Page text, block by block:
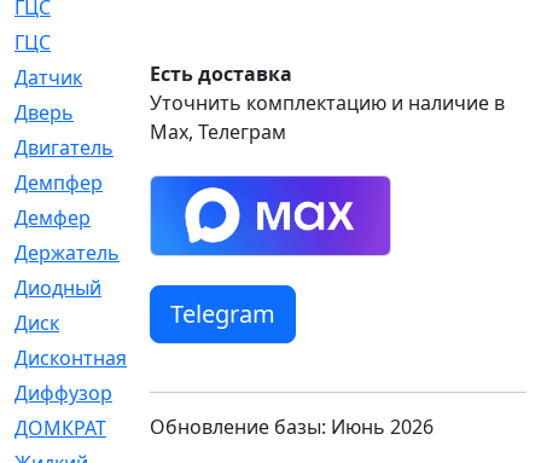
ГЦC
ГЦС
Датчик
[969]
Дверь
[249]
Двигатель
[64]
Демпфер
[2]
Демфер
[1]
Держатель
[5]
Диодный
[3]
Диск
[418]
Дисконтная
Диффузор
[1]
ДОМКРАТ
[1]
Есть доставка
Уточнить комплектацию и наличие в
Max, Телеграм
Telegram
Обновление базы: Июнь 2026